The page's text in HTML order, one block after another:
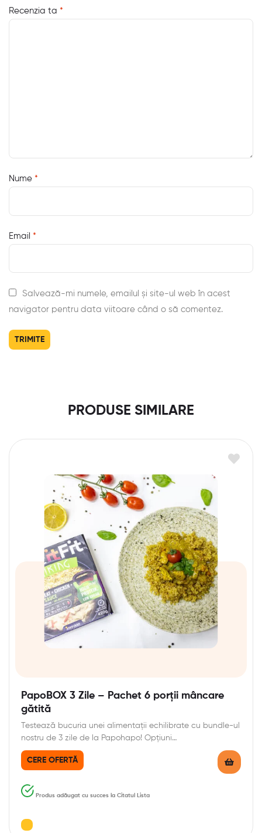
Recenzia ta *
Nume *
Email *
Salvează-mi numele, emailul și site-ul web în acest
navigator pentru data viitoare când o să comentez.
PRODUSE SIMILARE
PapoBOX 3 Zile – Pachet 6 porții mâncare
gătită
Testează bucuria unei alimentații echilibrate cu bundle-ul
nostru de 3 zile de la Papohapo! Opțiuni…
CERE OFERTĂ
Produs adăugat cu succes la Citatul Lista